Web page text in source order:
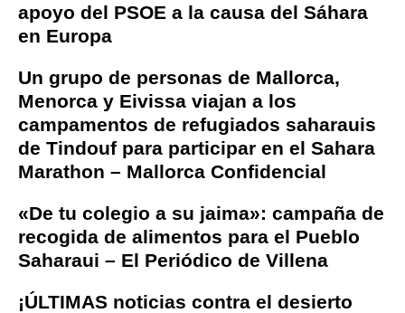
apoyo del PSOE a la causa del Sáhara
en Europa
Un grupo de personas de Mallorca,
Menorca y Eivissa viajan a los
campamentos de refugiados saharauis
de Tindouf para participar en el Sahara
Marathon – Mallorca Confidencial
«De tu colegio a su jaima»: campaña de
recogida de alimentos para el Pueblo
Saharaui – El Periódico de Villena
¡ÚLTIMAS noticias contra el desierto